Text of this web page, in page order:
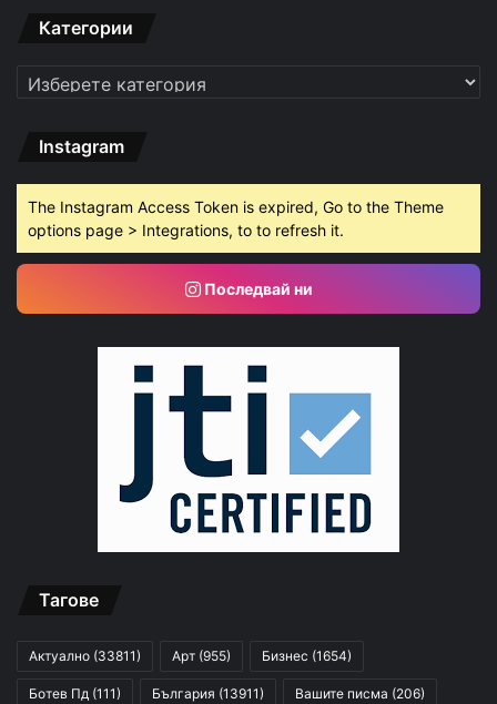
Категории
Категории
Instagram
The Instagram Access Token is expired, Go to the Theme
options page > Integrations, to to refresh it.
Последвай ни
Тагове
Актуално (33811) Арт (955) Бизнес (1654)
Ботев Пд (111) България (13911) Вашите писма (206)